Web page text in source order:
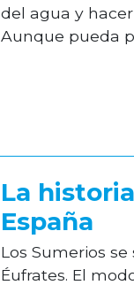
del agua y
Aunque pueda
La
España
Los Sumerios
Éufrates. El